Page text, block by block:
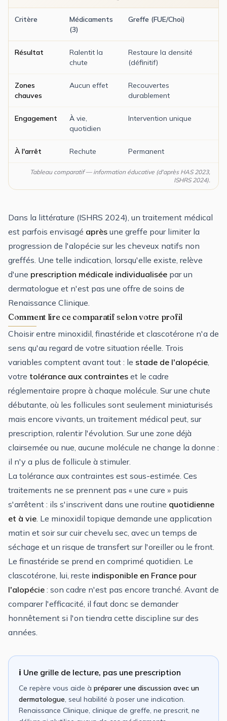
Critère
Médicaments
(3)
Greffe (FUE/Choi)
Résultat
Ralentit la
chute
Restaure la densité
(définitif)
Zones
chauves
Aucun effet
Recouvertes
durablement
Engagement
À vie,
quotidien
Intervention unique
À l'arrêt Rechute Permanent
Tableau comparatif — information éducative (d'après HAS 2023,
ISHRS 2024).
Dans la littérature (ISHRS 2024), un traitement médical
est parfois envisagé après une greffe pour limiter la
progression de l'alopécie sur les cheveux natifs non
greffés. Une telle indication, lorsqu'elle existe, relève
d'une prescription médicale individualisée par un
dermatologue et n'est pas une offre de soins de
Renaissance Clinique.
Comment lire ce comparatif selon votre profil
Choisir entre minoxidil, finastéride et clascotérone n'a de
sens qu'au regard de votre situation réelle. Trois
variables comptent avant tout : le stade de l'alopécie
votre tolérance aux contraintes et le cadre
réglementaire propre à chaque molécule. Sur une chute
débutante, où les follicules sont seulement miniaturisés
mais encore vivants, un traitement médical peut, sur
prescription, ralentir l'évolution. Sur une zone déjà
clairsemée ou nue, aucune molécule ne change la donne :
il n'y a plus de follicule à stimuler.
La tolérance aux contraintes est sous-estimée. Ces
traitements ne se prennent pas « une cure » puis
s'arrêtent : ils s'inscrivent dans une routine quotidienne
et à vie . Le minoxidil topique demande une application
matin et soir sur cuir chevelu sec, avec un temps de
séchage et un risque de transfert sur l'oreiller ou le front.
Le finastéride se prend en comprimé quotidien. Le
clascotérone, lui, reste indisponible en France pour
l'alopécie : son cadre n'est pas encore tranché. Avant de
comparer l'efficacité, il faut donc se demander
honnêtement si l'on tiendra cette discipline sur des
années.
ℹ️ Une grille de lecture, pas une prescription
Ce repère vous aide à préparer une discussion avec un
dermatologue , seul habilité à poser une indication.
Renaissance Clinique, clinique de greffe, ne prescrit, ne